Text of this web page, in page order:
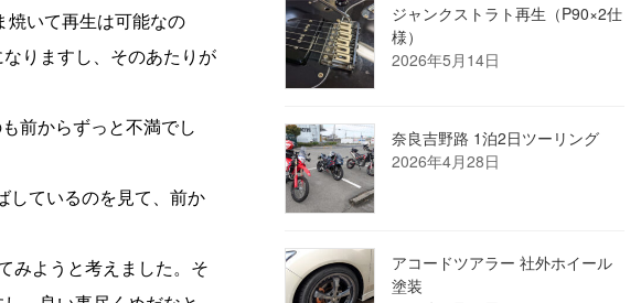
焼いて再生は可能なの
りますし、そのあたりが
前からずっと不満でし
しているのを見て、前か
みようと考えました。そ
ジャンクストラト再生（P90×2仕
様）
2026年5月14日
奈良吉野路 1泊2日ツーリング
2026年4月28日
アコードツアラー 社外ホイール
塗装